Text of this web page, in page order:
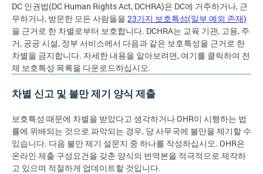
DC 인권법(DC Human Rights Act, DCHRA)은 DC에 거주하거나, 근
무하거나, 방문한 모든 사람들을 23가지 보호특성(일부 예외 존재)
을 근거로 한 차별로부터 보호합니다. DCHRA는 교육 기관, 고용, 주
거, 공공 시설, 정부 서비스에서 다음과 같은 보호특성을 근거로 한
차별을 금지합니다. 자세한 내용을 알아보려면, 여기를 클릭하여 전
체 보호특성 목록을 다운로드하십시오.
차별 신고 및 불만 제기 양식 제출
보호특성 때문에 차별을 받았다고 생각하거나 OHR이 시행하는 법
률에 위배되는 것으로 파악되는 경우, 당 사무국에 불만을 제기할 수
있습니다. 다음 불만 제기 설문지 중 하나를 작성하십시오. OHR은
온라인 제출 구성요건을 갖춘 양식의 번역본을 적극적으로 제작하
고 있으며 적절하게 업데이트할 것입니다.